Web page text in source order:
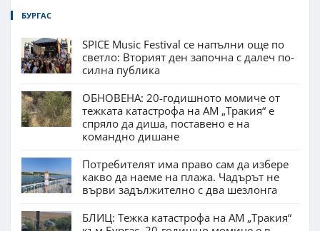
БУРГАС
SPICE Music Festival се напълни още по
светло: Вторият ден започна с далеч по-
силна публика
ОБНОВЕНА: 20-годишното момиче от
тежката катастрофа на АМ „Тракия“ е
спряло да диша, поставено е на
командно дишане
Потребителят има право сам да избере
какво да наеме на плажа. Чадърът не
върви задължително с два шезлонга
БЛИЦ: Тежка катастрофа на АМ „Тракия“